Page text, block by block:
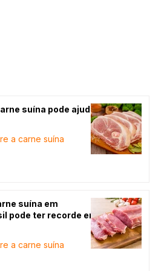
suína pode ajudar
a carne suína
suína em
pode ter recorde em
a carne suína